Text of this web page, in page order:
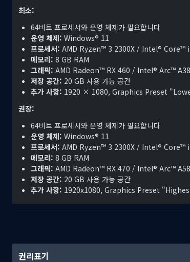
과거에 아레프갈드를 구원한 용사 로토의 자손들에 의해
세 개의 나라가 새롭게 세워진 세계.
그러나 이들의 평온은 무시무시한 마물 군대에 의해 갑자
퍼져 가는 어둠의 힘에 맞서기 위해
로토의 피를 이은 젊은 왕자와 공주가 진정한 평화를 되찾
최소:
64비트 프로세서와 운영 체제가 필요합니다
운영 체제: Windows® 11
프로세서: AMD Ryzen™ 3 2300X / Intel® Core™
메모리: 8 GB RAM
그래픽: AMD Radeon™ RX 460 / Intel® Arc™
저장 공간: 20 GB 사용 가능 공간
추가 사항: 1920 × 1080, Graphics Preset
권장:
64비트 프로세서와 운영 체제가 필요합니다
운영 체제: Windows® 11
프로세서: AMD Ryzen™ 3 2300X / Intel® Core™
메모리: 8 GB RAM
그래픽: AMD Radeon™ RX 470 / Intel® Arc™
저장 공간: 20 GB 사용 가능 공간
추가 사항: 1920x1080, Graphics Preset
권리표기